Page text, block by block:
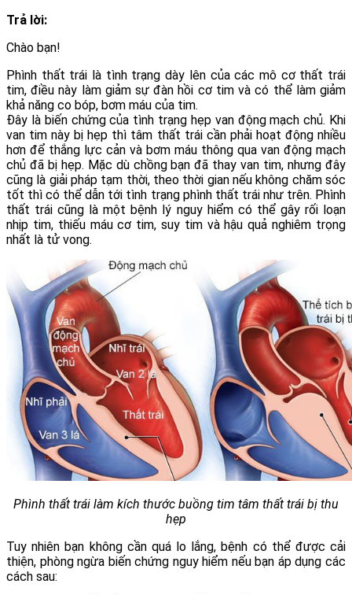
Trả lời:
Chào bạn!
Phình thất trái là tình trạng dày lên của các mô cơ thất trái
tim, điều này làm giảm sự đàn hồi cơ tim và có thể làm giảm
khả năng co bóp, bơm máu của tim.
Đây là biến chứng của tình trạng hẹp van động mạch chủ. Khi
van tim này bị hẹp thì tâm thất trái cần phải hoạt động nhiều
hơn để thắng lực cản và bơm máu thông qua van động mạch
chủ đã bị hẹp. Mặc dù chồng bạn đã thay van tim, nhưng đây
cũng là giải pháp tạm thời, theo thời gian nếu không chăm sóc
tốt thì có thể dẫn tới tình trạng phình thất trái như trên. Phình
thất trái cũng là một bệnh lý nguy hiểm có thể gây rối loạn
nhịp tim, thiếu máu cơ tim, suy tim và hậu quả nghiêm trọng
nhất là tử vong.
Phình thất trái làm kích thước buồng tim tâm thất trái bị thu
hẹp
Tuy nhiên bạn không cần quá lo lắng, bệnh có thể được cải
thiện, phòng ngừa biến chứng nguy hiểm nếu bạn áp dụng các
cách sau: